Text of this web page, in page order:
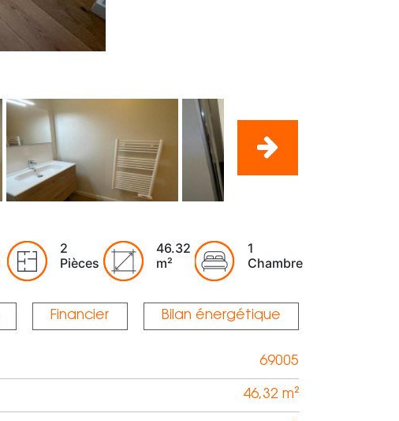
2
Pièces
46.32
m²
1
Chambre
Financier Bilan énergétique
69005
46,32 m²